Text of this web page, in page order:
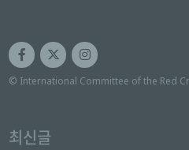
© International Committee of the Red
최신글